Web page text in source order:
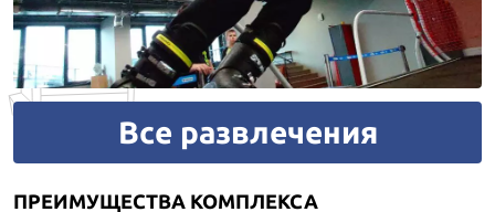
Все развлечения
ПРЕИМУЩЕСТВА КОМПЛЕКСА